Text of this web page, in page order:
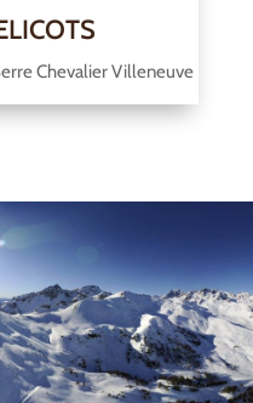
Chevalier Villeneuve